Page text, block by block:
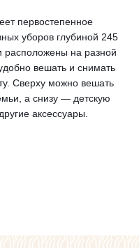
первостепенное
уборов глубиной 245
расположены на разной
вешать и снимать
Сверху можно вешать
а снизу — детскую
аксессуары.